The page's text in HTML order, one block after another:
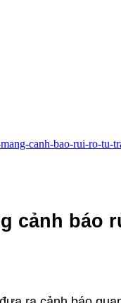
canh-bao-rui-ro-tu-
cảnh báo